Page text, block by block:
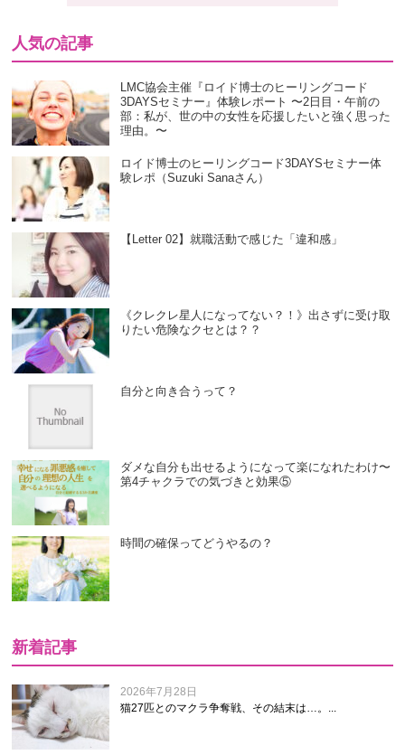
人気の記事
LMC協会主催『ロイド博士のヒーリングコード
3DAYSセミナー』体験レポート 〜2日目・午前の
部：私が、世の中の女性を応援したいと強く思った
理由。〜
ロイド博士のヒーリングコード3DAYSセミナー体
験レポ（Suzuki Sanaさん）
【Letter 02】就職活動で感じた「違和感」
《クレクレ星人になってない？！》出さずに受け取
りたい危険なクセとは？？
自分と向き合うって？
ダメな自分も出せるようになって楽になれたわけ〜
第4チャクラでの気づきと効果⑤
時間の確保ってどうやるの？
新着記事
2026年7月28日
猫27匹とのマクラ争奪戦、その結末は…。...